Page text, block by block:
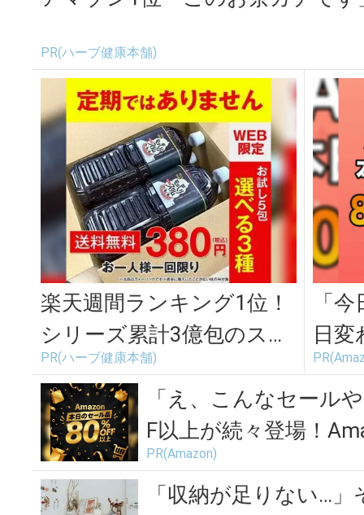
PR(ハーブ健康本舗)
楽天週間ランキング1位！
シリーズ累計3億包のスッ
キリ茶。380円でお試し
PR(ハーブ健康本舗)
「
日変
ール
「え、こんなセール
F以上が続々登場！
PR(Amazon)
「収納が足りない…